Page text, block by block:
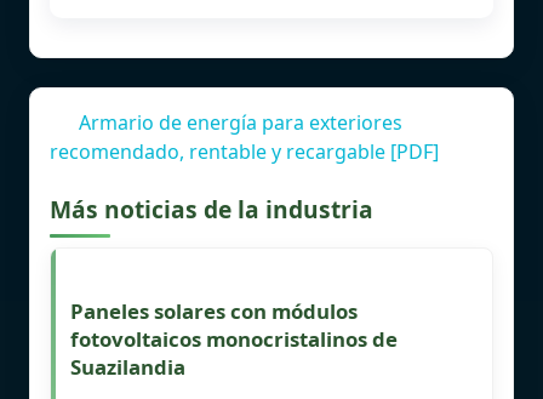
Armario de energía para exteriores
recomendado, rentable y recargable [PDF]
Más noticias de la industria
Paneles solares con módulos
fotovoltaicos monocristalinos de
Suazilandia